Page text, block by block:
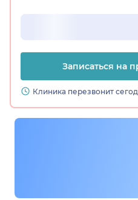
Записаться на
Клиника перезвонит